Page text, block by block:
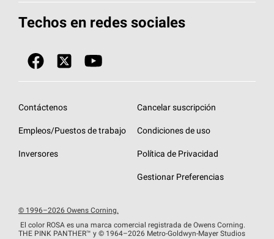
Componentes para techos
Tecnología SureNail®
Garantías de techos
Herramientas de diseño y color
Únase a la red de contratistas de techos
Diseño en el techo
Eventos para contratistas
Llame al 1-800-GET-PINK®
Encuentre una tienda o encuentre un
Financiamiento de techos
Techos en redes sociales
Contáctenos
Empleos/Puestos de trabajo
Inversores
Cancelar suscripción
Condiciones de uso
Política de Privacidad
Gestionar Preferencias
© 1996–2026 Owens Corning.
El color ROSA es una marca comercial registrada de Owens Corning.
THE PINK PANTHER™ y © 1964–2026 Metro-Goldwyn-Mayer Studios